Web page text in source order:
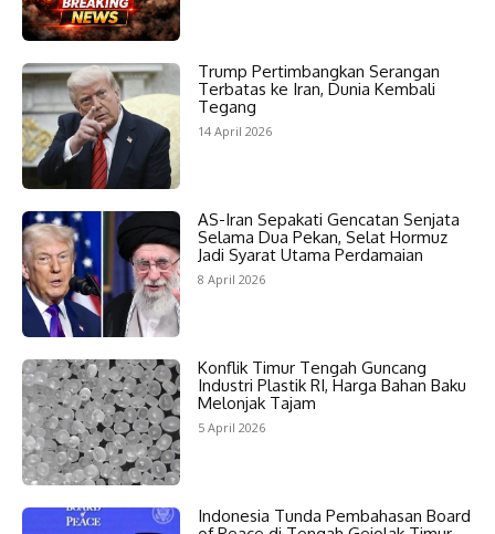
Trump Pertimbangkan Serangan
Terbatas ke Iran, Dunia Kembali
Tegang
14 April 2026
AS-Iran Sepakati Gencatan Senjata
Selama Dua Pekan, Selat Hormuz
Jadi Syarat Utama Perdamaian
8 April 2026
Konflik Timur Tengah Guncang
Industri Plastik RI, Harga Bahan Baku
Melonjak Tajam
5 April 2026
Indonesia Tunda Pembahasan Board